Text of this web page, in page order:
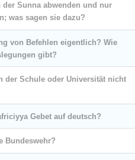
Sunna abwenden und nur
was sagen sie dazu?
von Befehlen eigentlich? Wie
gibt?
der Schule oder Universität nicht
Gebet auf deutsch?
Bundeswehr?